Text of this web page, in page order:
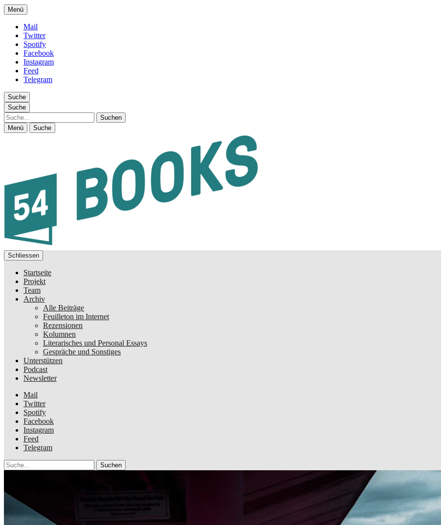
FEUILLETON IM INTERNET
Menü
Mail
Twitter
Spotify
Facebook
Instagram
Feed
Telegram
Suche
Suche
Suche
Menü Suche
Schliessen
Startseite
Projekt
Team
Archiv
Alle Beiträge
Feuilleton im Internet
Rezensionen
Kolumnen
Literarisches und Personal Essays
Gespräche und Sonstiges
Unterstützen
Podcast
Newsletter
Mail
Twitter
Spotify
Facebook
Instagram
Feed
Telegram
Suche